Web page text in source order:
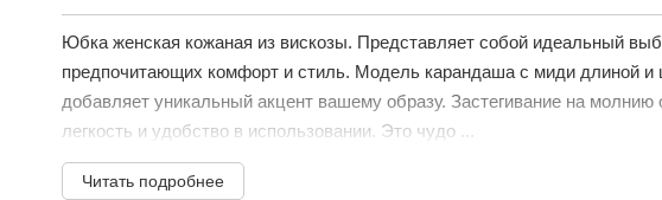
Юбка женская кожаная из вискозы. Представляет собой идеальный
предпочитающих комфорт и стиль. Модель карандаша с миди длиной и
добавляет уникальный акцент вашему образу. Застегивание на молнию
легкость и удобство в использовании. Это чудо ...
Читать подробнее